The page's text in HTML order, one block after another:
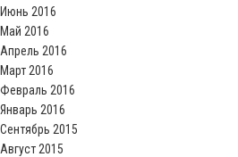
Июнь 2016
Май 2016
Апрель 2016
Март 2016
Февраль 2016
Январь 2016
Сентябрь 2015
Август 2015